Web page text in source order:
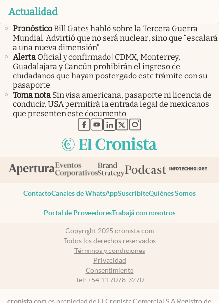
Actualidad
PronósticoBill Gates habló sobre la Tercera Guerra
Mundial. Advirtió que no será nuclear, sino que “escalará
a una nueva dimensión”
Alerta Oficial y confirmado| CDMX, Monterrey,
Guadalajara y Cancún prohibirán el ingreso de
ciudadanos que hayan postergado este trámite con su
pasaporte
Toma nota Sin visa americana, pasaporte ni licencia de
conducir. USA permitirá la entrada legal de mexicanos
que presenten este documento
abre en nueva pestaña
abre en nueva pestaña
abre en nueva pestaña
abre en nueva pestaña
abre en nueva pestaña
ContactoCanales de WhatsAppSuscribiteQuiénes Somos
Portal de ProveedoresTrabajá con nosotros
Copyright 2025 cronista.com
Todos los derechos reservados
Términos y condiciones
Privacidad
Consentimiento
Tel: +54 11 7078-3270
cronista.com es propiedad de El Cronista Comercial S.A Registro de